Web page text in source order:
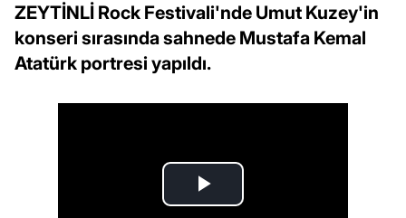
ZEYTİNLİ Rock Festivali'nde Umut Kuzey'in
konseri sırasında sahnede Mustafa Kemal
Atatürk portresi yapıldı.